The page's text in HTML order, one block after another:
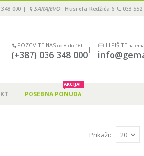
348 000 | SARAJEVO : Husrefa Redžića 6 033 552
POZOVITE NAS od 8 do 16h
(+387) 036 348 000|
ILI PIŠITE na
POSEBNA PONUDA
AKCIJA!
Prikaži: